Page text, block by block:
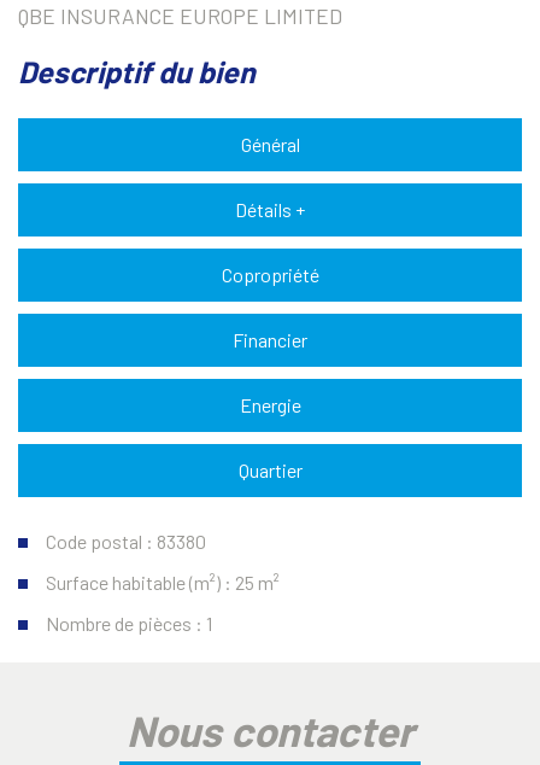
QBE INSURANCE EUROPE LIMITED
descriptif du bien
Général
Détails +
Copropriété
Financier
Energie
Quartier
Code postal : 83380
Surface habitable (m²) : 25 m²
Nombre de pièces : 1
nous contacter